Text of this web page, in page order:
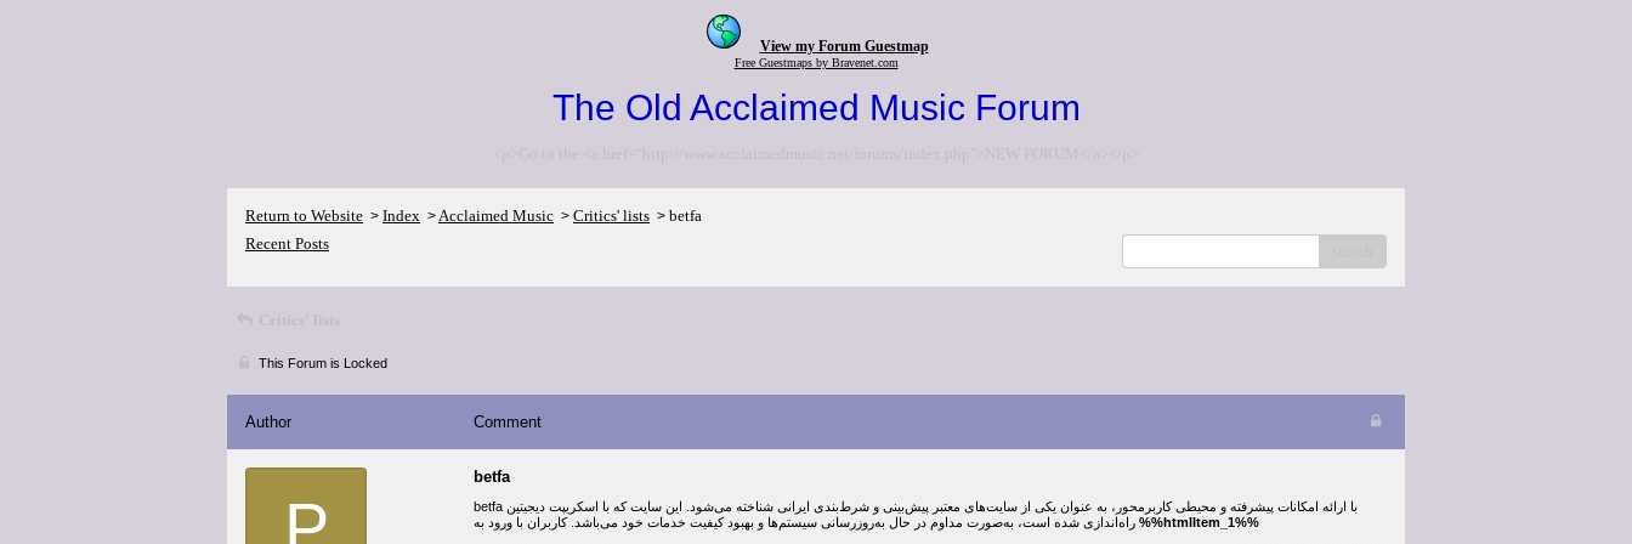
View my Forum Guestmap
Free Guestmaps by Bravenet.com
The Old Acclaimed Music Forum
<p>Go to the <a href="http://www.acclaimedmusic.net/forums/index.php">NEW FORUM</a></p>
Return to Website > Index >Acclaimed Music > Critics' lists > betfa
Recent Posts
Critics' lists
This Forum is Locked
Author Comment
P
betfa
betfa با ارائه امکانات پیشرفته و محیطی کاربرمحور، به عنوان یکی از سایت‌های معتبر پیش‌بینی و شرط‌بندی ایرانی شناخته می‌شود. این سایت که با اسکریپت دیجیتین
%%htmlItem_1%%